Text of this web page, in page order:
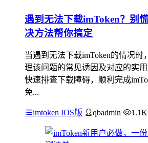
遇到无法下载imToken？别
决方法帮你搞定
当遇到无法下载imToken的情况
理该问题的常见诱因及对应的实
快速排查下载障碍，顺利完成
免...
imtoken IOS版 qbadmin 1.1K